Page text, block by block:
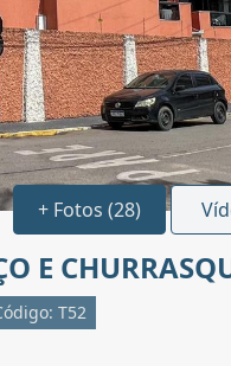
+ Fotos (28)
E
T52